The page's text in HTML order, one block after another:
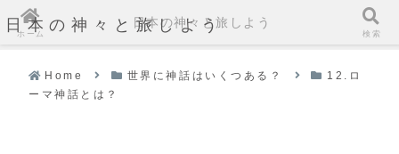
日本の神々と旅しよう
Home 世界に神話はいくつある？
12.ロ
ーマ神話とは？
ホーム
日本の神々と旅しよう
検索